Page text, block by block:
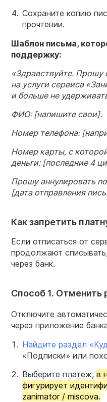
Сохраните копию
прочтении.
Шаблон письма,
поддержку:
«Здравствуйте. Прошу
на услуги сервиса
и больше не
ФИО: [напишите свои].
Номер телефона:
Номер карты, с
деньги: [последние 4
Прошу аннулировать
[дата отправления
Как запретить
Если отписаться от
продолжают
через банк.
Способ 1. Отменить
Отключите
через приложение
Найдите раздел
«Подписки» или
Выберите платеж, в
фигурирует
zanimator / miscova.